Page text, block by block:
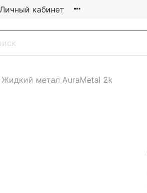
Личный кабинет
Жидкий метал AuraMetal 2k